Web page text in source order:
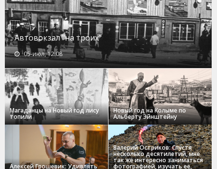
Автовокзал "на троих"
05-июл, 12:08
Магаданцы на Новый год лису
топили
Новый год на Колыме по
Альберту Эйнштейну
Алексей Грошевик: Удивлять
Валерий Остриков: Спустя
несколько десятилетий, мне
так же интересно заниматься
фотографией, изучать ее,